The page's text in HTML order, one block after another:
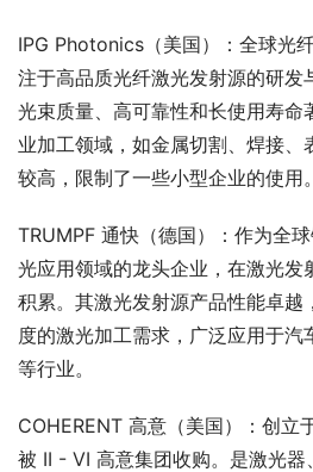
IPG Photonics（美国）：全球光
注于高品质光纤激光发射源的研发
光束质量、高可靠性和长使用寿命
业加工领域，如金属切割、焊接、
较高，限制了一些小型企业的使用。
TRUMPF 通快（德国）：作为全
光应用领域的龙头企业，在激光发
积累。其激光发射源产品性能卓越
度的激光加工需求，广泛应用于汽
等行业。
COHERENT 高意（美国）：创立
被 II - VI 高意集团收购。是激光器